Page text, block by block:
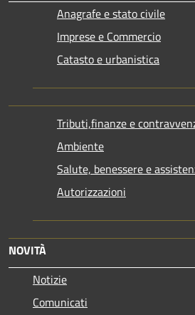
Anagrafe e stato civile
Imprese e Commercio
Catasto e urbanistica
Tributi,finanze e
Ambiente
Salute, benessere e
Autorizzazioni
NOVITÀ
Notizie
Comunicati